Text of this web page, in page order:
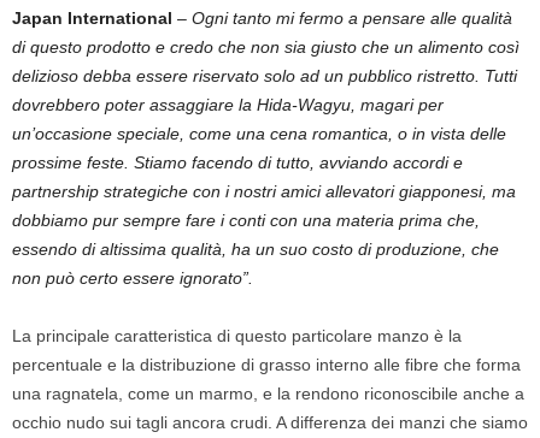
Japan International – Ogni tanto mi fermo a pensare alle qualità
di questo prodotto e credo che non sia giusto che un alimento così
delizioso debba essere riservato solo ad un pubblico ristretto. Tutti
dovrebbero poter assaggiare la Hida-Wagyu, magari per
un’occasione speciale, come una cena romantica, o in vista delle
prossime feste. Stiamo facendo di tutto, avviando accordi e
partnership strategiche con i nostri amici allevatori giapponesi, ma
dobbiamo pur sempre fare i conti con una materia prima che,
essendo di altissima qualità, ha un suo costo di produzione, che
non può certo essere ignorato”.
La principale caratteristica di questo particolare manzo è la
percentuale e la distribuzione di grasso interno alle fibre che forma
una ragnatela, come un marmo, e la rendono riconoscibile anche a
occhio nudo sui tagli ancora crudi. A differenza dei manzi che siamo